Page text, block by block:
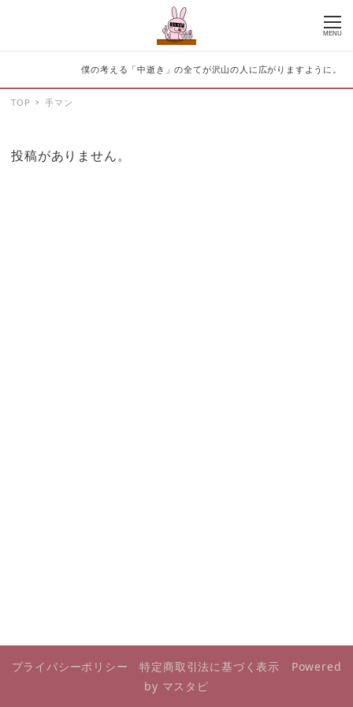
MENU
僕の考える「中逝き」の全てが沢山の人に広がりますように。
TOP 手マン
投稿がありません。
プライバシーポリシー 特定商取引法に基づく表示 Powered
by マスタピ